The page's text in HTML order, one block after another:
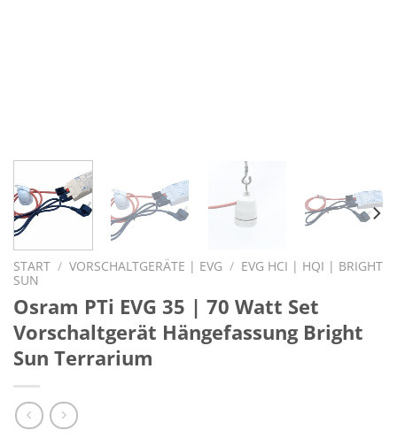
START / VORSCHALTGERÄTE | EVG / EVG HCI | HQI | BRIGHT
SUN
Osram PTi EVG 35 | 70 Watt Set
Vorschaltgerät Hängefassung Bright
Sun Terrarium